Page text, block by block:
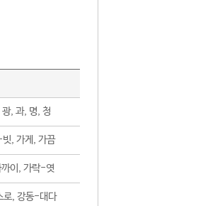
, 과, 명, 청
, 가게, 가끔
이, 가락-엿
로, 강동-대다